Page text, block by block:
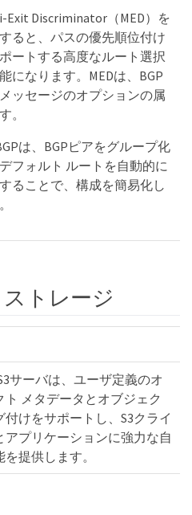
Exit Discriminator（MED）を
ると、パスの優先順位付け
ートする高度なルート選択
になります。MEDは、BGP
ッセージのオプションの属
。
は、BGPピアをグループ化
フォルト ルートを自動的に
ることで、構成を簡易化し
トレージ
サーバは、ユーザ定義のオ
ト メタデータとオブジェク
付けをサポートし、S3クライ
アプリケーションに強力な自
提供します。